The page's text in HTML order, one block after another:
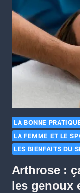
LA BONNE
LA FEMME ET LE
LES BIENFAITS DU
Arthrose :
les genoux